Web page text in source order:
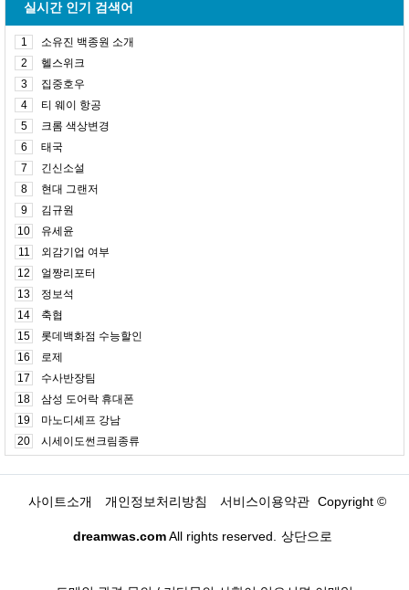
실시간 인기 검색어
1
소유진 백종원 소개
2
헬스위크
3
집중호우
4
티 웨이 항공
5
크롬 색상변경
6
태국
7
긴신소설
8
현대 그랜저
9
김규원
10
유세윤
11
외감기업 여부
12
얼짱리포터
13
정보석
14
축협
15
롯데백화점 수능할인
16
로제
17
수사반장팀
18
삼성 도어락 휴대폰
19
마노디셰프 강남
20
시세이도썬크림종류
사이트소개 개인정보처리방침 서비스이용약관 Copyright ©
dreamwas.comAll rights reserved. 상단으로